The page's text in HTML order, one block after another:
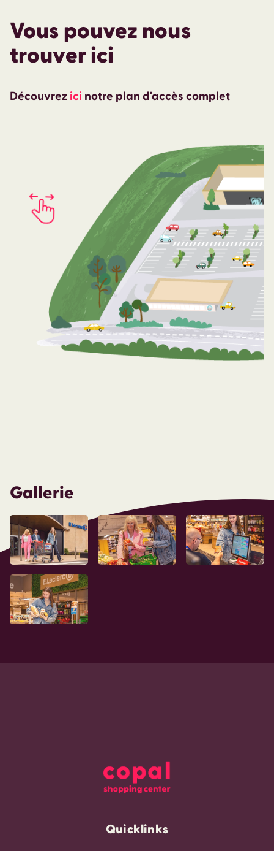
Vous pouvez nous
trouver ici
Découvrez ici notre plan d'accès complet
Gallerie
Quicklinks